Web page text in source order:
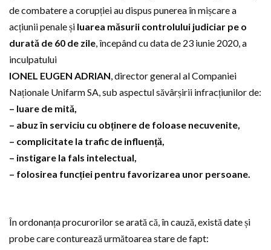
de combatere a corupției au dispus punerea în mișcare a
acțiunii penale și luarea măsurii controlului judiciar pe o
durată de 60 de zile, începând cu data de 23 iunie 2020, a
inculpatului
IONEL EUGEN ADRIAN, director general al Companiei
Naționale Unifarm SA, sub aspectul săvârșirii infracțiunilor de:
– luare de mită,
– abuz în serviciu cu obținere de foloase necuvenite,
– complicitate la trafic de influență,
– instigare la fals intelectual,
– folosirea funcției pentru favorizarea unor persoane.
În ordonanța procurorilor se arată că, în cauză, există date și
probe care conturează următoarea stare de fapt: